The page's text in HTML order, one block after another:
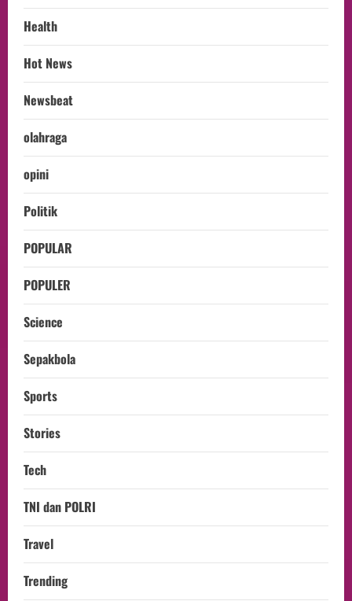
Health
Hot News
Newsbeat
olahraga
opini
Politik
POPULAR
POPULER
Science
Sepakbola
Sports
Stories
Tech
TNI dan POLRI
Travel
Trending